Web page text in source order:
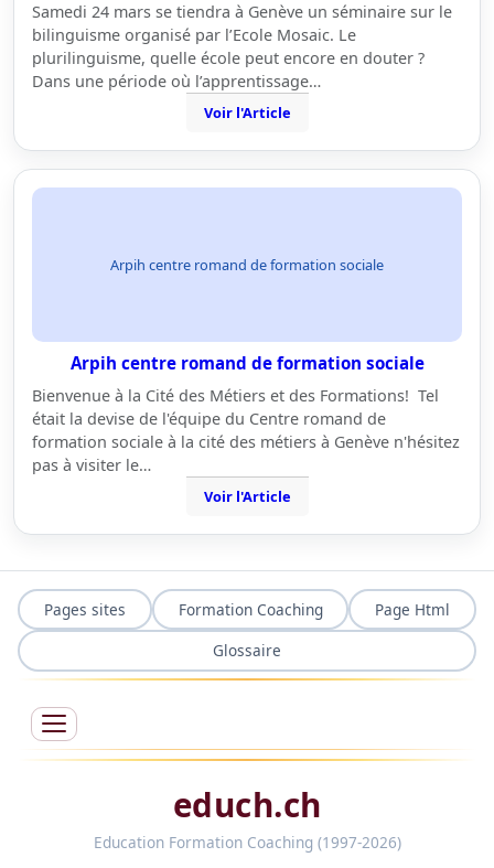
Samedi 24 mars se tiendra à Genève un séminaire sur le
bilinguisme organisé par l’Ecole Mosaic. Le
plurilinguisme, quelle école peut encore en douter ?
Dans une période où l’apprentissage…
Voir l'Article
Arpih centre romand de formation sociale
Arpih centre romand de formation sociale
Bienvenue à la Cité des Métiers et des Formations! Tel
était la devise de l'équipe du Centre romand de
formation sociale à la cité des métiers à Genève n'hésitez
pas à visiter le…
Voir l'Article
Pages sites Formation Coaching
Page Html
Glossaire
educh.ch
Education Formation Coaching (1997-2026)